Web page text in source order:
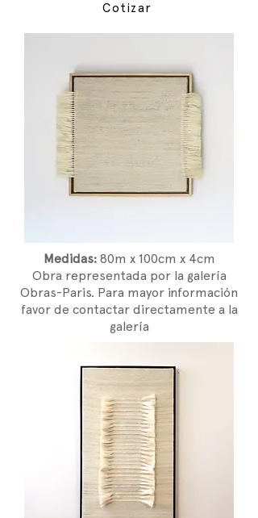
Cotizar
Medidas: 80m x 100cm x 4cm
Obra representada por la galería
Obras-Paris. Para mayor información
favor de contactar directamente a la
galería​